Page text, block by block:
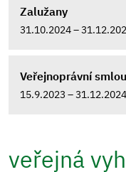
Zalužany
31.10.2024 –
Veřejnoprávní
15.9.2023 – 31.12.2024
veřejná